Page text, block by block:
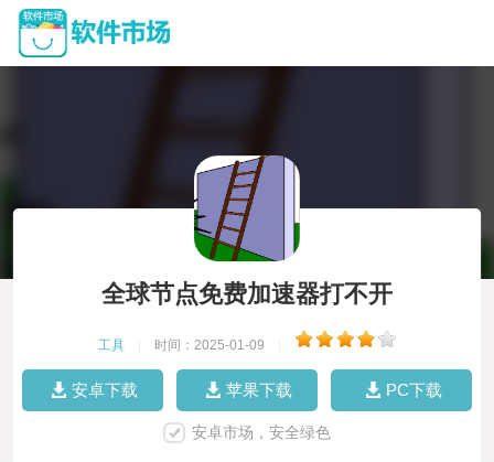
全球节点免费加速器打不开
工具 时间：2025-01-09
安卓下载 苹果下载 PC下载
安卓市场，安全绿色